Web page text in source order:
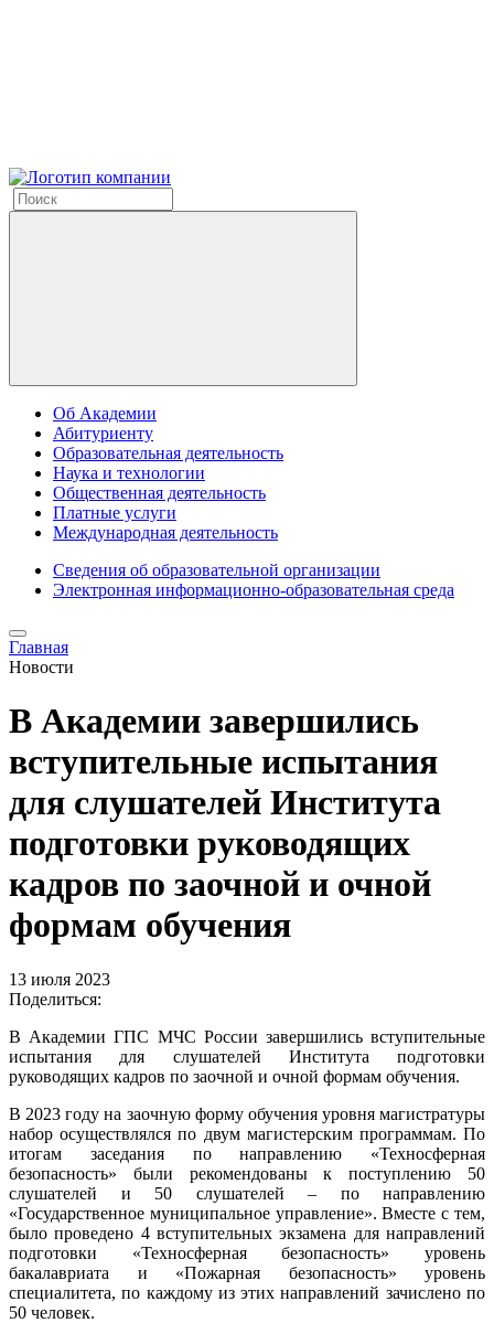
Об Академии
Абитуриенту
Образовательная деятельность
Наука и технологии
Общественная деятельность
Платные услуги
Международная деятельность
Сведения об образовательной организации
Электронная информационно-образовательная среда
Главная
Новости
В Академии завершились
вступительные испытания
для слушателей Института
подготовки руководящих
кадров по заочной и очной
формам обучения
13 июля 2023
Поделиться:
В Академии ГПС МЧС России завершились вступительные
испытания для слушателей Института подготовки
руководящих кадров по заочной и очной формам обучения.
В 2023 году на заочную форму обучения уровня магистратуры
набор осуществлялся по двум магистерским программам. По
итогам заседания по направлению «Техносферная
безопасность» были рекомендованы к поступлению 50
слушателей и 50 слушателей – по направлению
«Государственное муниципальное управление». Вместе с тем,
было проведено 4 вступительных экзамена для направлений
подготовки «Техносферная безопасность» уровень
бакалавриата и «Пожарная безопасность» уровень
специалитета, по каждому из этих направлений зачислено по
50 человек.